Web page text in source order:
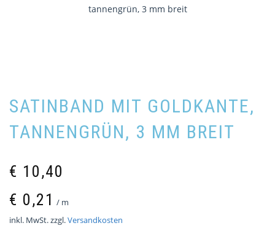
tannengrün, 3 mm breit
SATINBAND MIT GOLDKANTE,
TANNENGRÜN, 3 MM BREIT
€ 10,40
€ 0,21 / m
inkl. MwSt.zzgl.Versandkosten